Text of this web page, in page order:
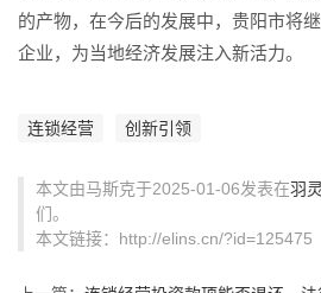
的产物，在今后的发展中，贵阳市将
企业，为当地经济发展注入新活力。
连锁经营 创新引领
本文由马斯克于2025-01-06发表在羽
们。
本文链接：http://elins.cn/?id=125475